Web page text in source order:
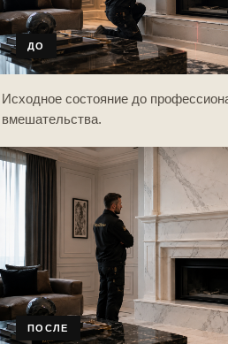
ДО
Исходное состояние до
вмешательства.
ПОСЛЕ